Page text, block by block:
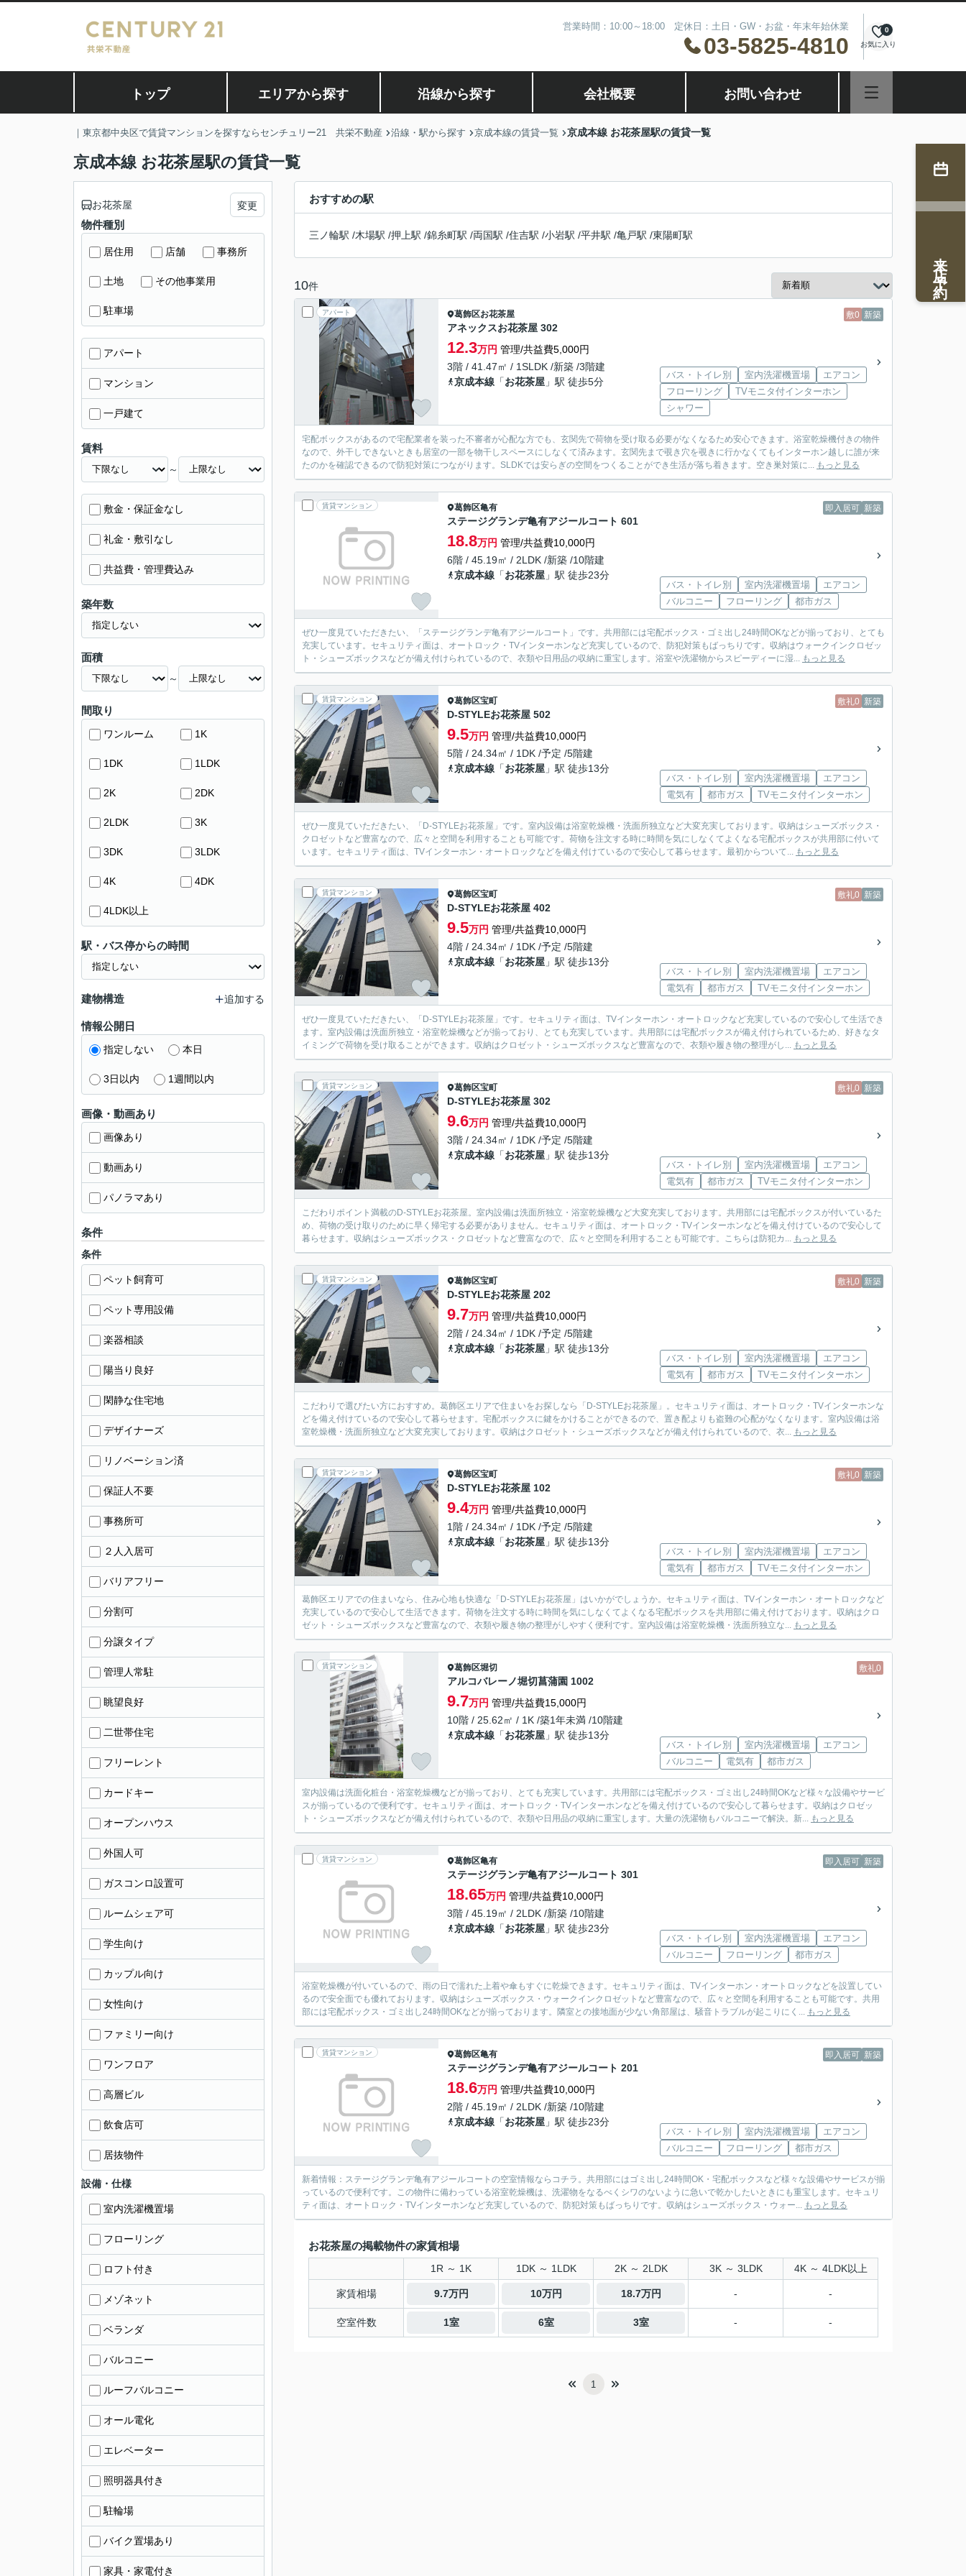
営業時間：10:00～18:00 定休日：土日・GW・お盆・年末年始休業
03-5825-4810 お気に入り
0
トップ エリアから探す 沿線から探す 会社概要 お問い合わせ
｜東京都中央区で賃貸マンションを探すならセンチュリー21 共栄不動産 沿線・駅から探す 京成本線の賃貸一覧 京成本線 お花茶屋駅の賃貸一覧
京成本線 お花茶屋駅の賃貸一覧
おすすめの駅
三ノ輪駅 /木場駅 /押上駅 /錦糸町駅 /両国駅 /住吉駅 /小岩駅 /平井駅 /亀戸駅 /東陽町駅
10件
アパート 敷0 新築
葛飾区お花茶屋
アネックスお花茶屋 302
12.3万円 管理/共益費5,000円
3階 / 41.47㎡ / 1SLDK /新築 /3階建
京成本線 「お花茶屋 」駅 徒歩5分
バス・トイレ別 室内洗濯機置場
エアコン
フローリング
TVモニタ付インターホン
シャワー
宅配ボックスがあるので宅配業者を装った不審者が心配な方でも、玄関先で荷物を受け取る必要がなくなるため安心できます。浴室乾燥機付きの物件
なので、外干しできないときも居室の一部を物干しスペースにしなくて済みます。玄関先まで覗き穴を覗きに行かなくてもインターホン越しに誰が来
たのかを確認できるので防犯対策につながります。SLDKでは安らぎの空間をつくることができ生活が落ち着きます。空き巣対策に... もっと見る
賃貸マンション 即入居可 新築
葛飾区亀有
ステージグランデ亀有アジールコート 601
18.8万円 管理/共益費10,000円
6階 / 45.19㎡ / 2LDK /新築 /10階建
京成本線 「お花茶屋 」駅 徒歩23分
バス・トイレ別 室内洗濯機置場
エアコン
バルコニー
フローリング 都市ガス
ぜひ一度見ていただきたい、「ステージグランデ亀有アジールコート」です。共用部には宅配ボックス・ゴミ出し24時間OKなどが揃っており、とても
充実しています。セキュリティ面は、オートロック・TVインターホンなど充実しているので、防犯対策もばっちりです。収納はウォークインクロゼッ
ト・シューズボックスなどが備え付けられているので、衣類や日用品の収納に重宝します。浴室や洗濯物からスピーディーに湿... もっと見る
賃貸マンション 敷礼0 新築
葛飾区宝町
D-STYLEお花茶屋 502
9.5万円 管理/共益費10,000円
5階 / 24.34㎡ / 1DK /予定 /5階建
京成本線 「お花茶屋 」駅 徒歩13分
バス・トイレ別 室内洗濯機置場
エアコン
電気有
都市ガス TVモニタ付インターホン
ぜひ一度見ていただきたい、「D-STYLEお花茶屋」です。室内設備は浴室乾燥機・洗面所独立など大変充実しております。収納はシューズボックス・
クロゼットなど豊富なので、広々と空間を利用することも可能です。荷物を注文する時に時間を気にしなくてよくなる宅配ボックスが共用部に付いて
います。セキュリティ面は、TVインターホン・オートロックなどを備え付けているので安心して暮らせます。最初からついて... もっと見る
賃貸マンション 敷礼0 新築
葛飾区宝町
D-STYLEお花茶屋 402
9.5万円 管理/共益費10,000円
4階 / 24.34㎡ / 1DK /予定 /5階建
京成本線 「お花茶屋 」駅 徒歩13分
バス・トイレ別 室内洗濯機置場
エアコン
電気有
都市ガス TVモニタ付インターホン
ぜひ一度見ていただきたい、「D-STYLEお花茶屋」です。セキュリティ面は、TVインターホン・オートロックなど充実しているので安心して生活でき
ます。室内設備は洗面所独立・浴室乾燥機などが揃っており、とても充実しています。共用部には宅配ボックスが備え付けられているため、好きなタ
イミングで荷物を受け取ることができます。収納はクロゼット・シューズボックスなど豊富なので、衣類や履き物の整理がし... もっと見る
賃貸マンション 敷礼0 新築
葛飾区宝町
D-STYLEお花茶屋 302
9.6万円 管理/共益費10,000円
3階 / 24.34㎡ / 1DK /予定 /5階建
京成本線 「お花茶屋 」駅 徒歩13分
バス・トイレ別 室内洗濯機置場
エアコン
電気有
都市ガス TVモニタ付インターホン
こだわりポイント満載のD-STYLEお花茶屋。室内設備は洗面所独立・浴室乾燥機など大変充実しております。共用部には宅配ボックスが付いているた
め、荷物の受け取りのために早く帰宅する必要がありません。セキュリティ面は、オートロック・TVインターホンなどを備え付けているので安心して
暮らせます。収納はシューズボックス・クロゼットなど豊富なので、広々と空間を利用することも可能です。こちらは防犯カ... もっと見る
賃貸マンション 敷礼0 新築
葛飾区宝町
D-STYLEお花茶屋 202
9.7万円 管理/共益費10,000円
2階 / 24.34㎡ / 1DK /予定 /5階建
京成本線 「お花茶屋 」駅 徒歩13分
バス・トイレ別 室内洗濯機置場
エアコン
電気有
都市ガス TVモニタ付インターホン
こだわりで選びたい方におすすめ。葛飾区エリアで住まいをお探しなら「D-STYLEお花茶屋」。セキュリティ面は、オートロック・TVインターホンな
どを備え付けているので安心して暮らせます。宅配ボックスに鍵をかけることができるので、置き配よりも盗難の心配がなくなります。室内設備は浴
室乾燥機・洗面所独立など大変充実しております。収納はクロゼット・シューズボックスなどが備え付けられているので、衣... もっと見る
賃貸マンション 敷礼0 新築
葛飾区宝町
D-STYLEお花茶屋 102
9.4万円 管理/共益費10,000円
1階 / 24.34㎡ / 1DK /予定 /5階建
京成本線 「お花茶屋 」駅 徒歩13分
バス・トイレ別 室内洗濯機置場
エアコン
電気有
都市ガス TVモニタ付インターホン
葛飾区エリアでの住まいなら、住み心地も快適な「D-STYLEお花茶屋」はいかがでしょうか。セキュリティ面は、TVインターホン・オートロックなど
充実しているので安心して生活できます。荷物を注文する時に時間を気にしなくてよくなる宅配ボックスを共用部に備え付けております。収納はクロ
ゼット・シューズボックスなど豊富なので、衣類や履き物の整理がしやすく便利です。室内設備は浴室乾燥機・洗面所独立な... もっと見る
賃貸マンション 敷礼0
葛飾区堀切
アルコバレーノ堀切菖蒲園 1002
9.7万円 管理/共益費15,000円
10階 / 25.62㎡ / 1K /築1年未満 /10階建
京成本線 「お花茶屋 」駅 徒歩13分
バス・トイレ別 室内洗濯機置場
エアコン
バルコニー
電気有 都市ガス
室内設備は洗面化粧台・浴室乾燥機などが揃っており、とても充実しています。共用部には宅配ボックス・ゴミ出し24時間OKなど様々な設備やサービ
スが揃っているので便利です。セキュリティ面は、オートロック・TVインターホンなどを備え付けているので安心して暮らせます。収納はクロゼッ
ト・シューズボックスなどが備え付けられているので、衣類や日用品の収納に重宝します。大量の洗濯物もバルコニーで解決。新... もっと見る
賃貸マンション 即入居可 新築
葛飾区亀有
ステージグランデ亀有アジールコート 301
18.65万円 管理/共益費10,000円
3階 / 45.19㎡ / 2LDK /新築 /10階建
京成本線 「お花茶屋 」駅 徒歩23分
バス・トイレ別 室内洗濯機置場
エアコン
バルコニー
フローリング 都市ガス
浴室乾燥機が付いているので、雨の日で濡れた上着や傘もすぐに乾燥できます。セキュリティ面は、TVインターホン・オートロックなどを設置してい
るので安全面でも優れております。収納はシューズボックス・ウォークインクロゼットなど豊富なので、広々と空間を利用することも可能です。共用
部には宅配ボックス・ゴミ出し24時間OKなどが揃っております。隣室との接地面が少ない角部屋は、騒音トラブルが起こりにく... もっと見る
賃貸マンション 即入居可 新築
葛飾区亀有
ステージグランデ亀有アジールコート 201
18.6万円 管理/共益費10,000円
2階 / 45.19㎡ / 2LDK /新築 /10階建
京成本線 「お花茶屋 」駅 徒歩23分
バス・トイレ別 室内洗濯機置場
エアコン
バルコニー
フローリング 都市ガス
新着情報：ステージグランデ亀有アジールコートの空室情報ならコチラ。共用部にはゴミ出し24時間OK・宅配ボックスなど様々な設備やサービスが揃
っているので便利です。この物件に備わっている浴室乾燥機は、洗濯物をなるべくシワのないように急いで乾かしたいときにも重宝します。セキュリ
ティ面は、オートロック・TVインターホンなど充実しているので、防犯対策もばっちりです。収納はシューズボックス・ウォー... もっと見る
お花茶屋の掲載物件の家賃相場
1R ～ 1K 1DK ～ 1LDK 2K ～ 2LDK 3K ～ 3LDK 4K ～ 4LDK以上
家賃相場 9.7万円 10万円 18.7万円 - -
空室件数 1室 6室 3室 - -
1
お花茶屋 変更
物件種別
居住用 店舗 事務所
土地 その他事業用
駐車場
アパート
マンション
一戸建て
賃料
～
敷金・保証金なし
礼金・敷引なし
共益費・管理費込み
築年数
面積
～
間取り
ワンルーム 1K
1DK 1LDK
2K 2DK
2LDK 3K
3DK 3LDK
4K 4DK
4LDK以上
駅・バス停からの時間
建物構造 追加する
情報公開日
指定しない 本日
3日以内 1週間以内
画像・動画あり
画像あり
動画あり
パノラマあり
条件
条件
ペット飼育可
ペット専用設備
楽器相談
陽当り良好
閑静な住宅地
デザイナーズ
リノベーション済
保証人不要
事務所可
２人入居可
バリアフリー
分割可
分譲タイプ
管理人常駐
眺望良好
二世帯住宅
フリーレント
カードキー
オープンハウス
外国人可
ガスコンロ設置可
ルームシェア可
学生向け
カップル向け
女性向け
ファミリー向け
ワンフロア
高層ビル
飲食店可
居抜物件
設備・仕様
室内洗濯機置場
フローリング
ロフト付き
メゾネット
ベランダ
バルコニー
ルーフバルコニー
オール電化
エレベーター
照明器具付き
駐輪場
バイク置場あり
家具・家電付き
来店予約